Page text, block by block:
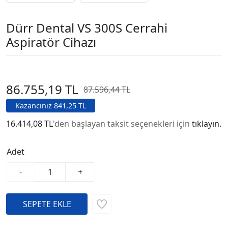
Dürr Dental VS 300S Cerrahi
Aspiratör Cihazı
86.755,19 TL 87.596,44 TL
Kazancınız 841,25 TL
16.414,08 TL'den başlayan taksit seçenekleri için tıklayın.
Adet
-
+